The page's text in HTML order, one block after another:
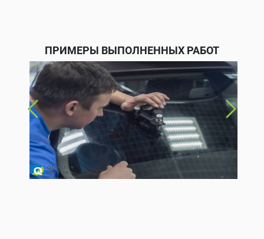
ПРИМЕРЫ ВЫПОЛНЕННЫХ РАБОТ